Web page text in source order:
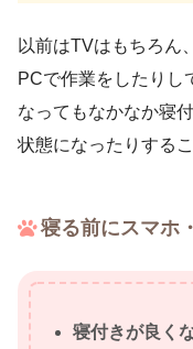
以前はTVはもちろん
PCで作業をしたりし
なってもなかなか寝
状態になったりする
寝る前にスマホ
寝付きが良く